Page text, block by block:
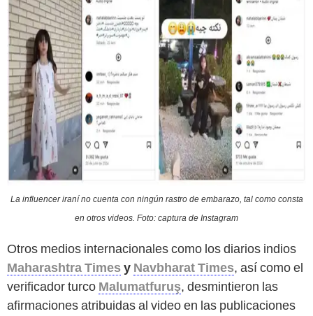
La influencer iraní no cuenta con ningún rastro de embarazo, tal como consta
en otros videos. Foto: captura de Instagram
Otros medios internacionales como los diarios indios
Maharashtra Times y Navbharat Times, así como el
verificador turco Malumatfuruş, desmintieron las
afirmaciones atribuidas al video en las publicaciones